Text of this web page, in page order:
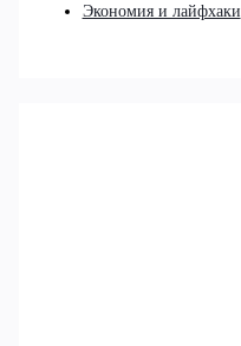
Экономия и лайфхаки